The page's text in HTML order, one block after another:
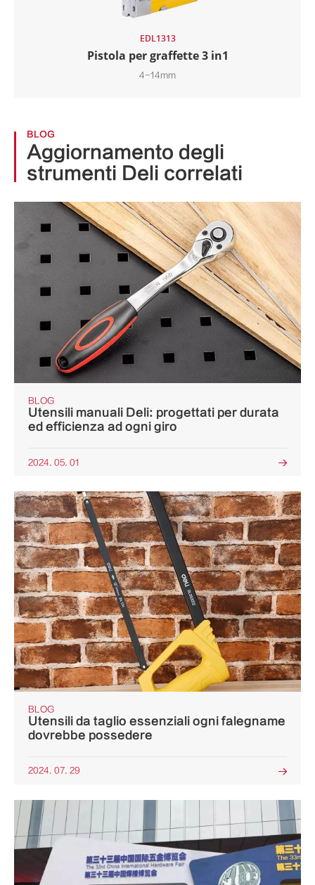
EDL1313
Pistola per graffette 3 in1
4-14mm
BLOG
Aggiornamento degli
strumenti Deli correlati
BLOG
Utensili manuali Deli: progettati per durata
ed efficienza ad ogni giro
2024. 05. 01 
BLOG
Utensili da taglio essenziali ogni falegname
dovrebbe possedere
2024. 07. 29 